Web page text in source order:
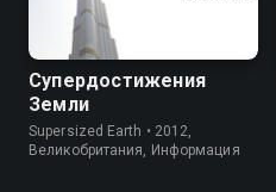
Супердостижения
Земли
Supersized Earth • 2012,
Великобритания, Информация